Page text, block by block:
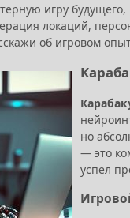
игру
локаций,
об игровом
но
— это
успел